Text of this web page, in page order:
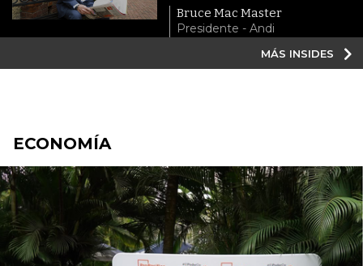
Bruce Mac Master
Presidente - Andi
MÁS INSIDES
ECONOMÍA